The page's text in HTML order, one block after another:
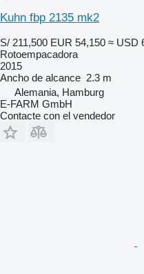
Kuhn fbp 2135 mk2
S/ 211,500 EUR 54,150 ≈ USD
Rotoempacadora
2015
Ancho de alcance 2.3 m
Alemania, Hamburg
E-FARM GmbH
Contacte con el vendedor